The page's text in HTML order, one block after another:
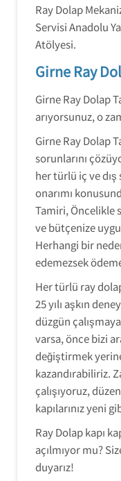
Ray Dolap
Servisi Anadolu
Atölyesi.
Girne Ray
Girne Ray Dolap
arıyorsunuz, o
Girne Ray Dolap
sorunlarını
her türlü iç ve
onarımı
Tamiri, Öncelikle
ve bütçenize
Herhangi bir
edemezsek
Her türlü ray
25 yılı aşkın
düzgün
varsa, önce bizi
değiştirmek
kazandırabiliriz.
çalışıyoruz,
kapılarınız yeni
Ray Dolap kapı
açılmıyor mu?
duyarız!